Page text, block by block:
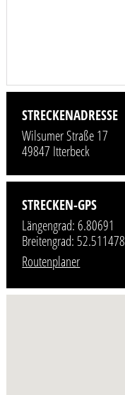
STRECKENADRESSE
Wilsumer Straße 17
49847 Itterbeck
STRECKEN-GPS
Längengrad: 6.80691
Breitengrad: 52.511478
Routenplaner